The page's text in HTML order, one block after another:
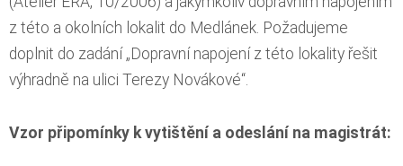
z této a okolních lokalit do Medlánek. Požadujeme
doplnit do zadání „Dopravní napojení z této lokality řešit
výhradně na ulici Terezy Novákové“.
Vzor připomínky k vytištění a odeslání na magistrát: